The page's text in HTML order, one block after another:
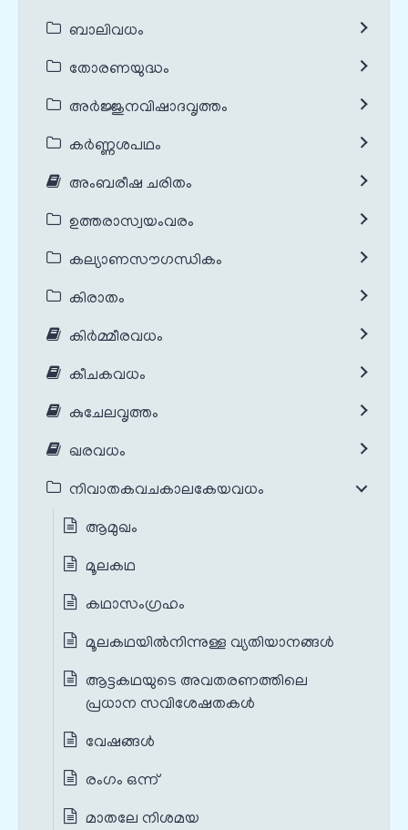
ബാലിവധം
തോരണയുദ്ധം
അർജ്ജുനവിഷാദവൃത്തം
കർണ്ണശപഥം
അംബരീഷ ചരിതം
ഉത്തരാസ്വയംവരം
കല്യാണസൗഗന്ധികം
കിരാതം
കിർമ്മീരവധം
കീചകവധം
കുചേലവൃത്തം
ഖരവധം
നിവാതകവചകാലകേയവധം
ആമുഖം
മൂലകഥ
കഥാസംഗ്രഹം
മൂലകഥയില്‍നിന്നുള്ള വ്യതിയാനങ്ങൾ‍
ആട്ടകഥയുടെ അവതരണത്തിലെ
പ്രധാന സവിശേഷതകൾ‍
വേഷങ്ങൾ
രംഗം ഒന്ന്
മാതലേ നിശമയ